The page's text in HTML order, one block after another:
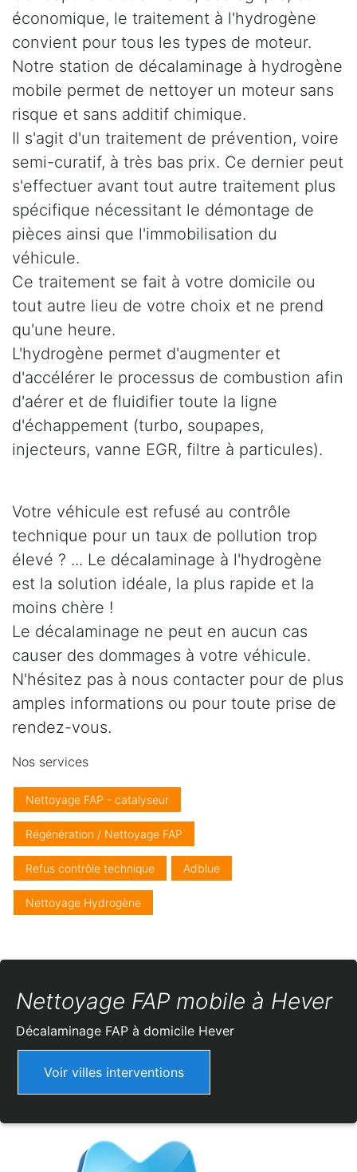
économique, le traitement à l'hydrogène
convient pour tous les types de moteur.
Notre station de décalaminage à hydrogène
mobile permet de nettoyer un moteur sans
risque et sans additif chimique.
Il s'agit d'un traitement de prévention, voire
semi-curatif, à très bas prix. Ce dernier peut
s'effectuer avant tout autre traitement plus
spécifique nécessitant le démontage de
pièces ainsi que l'immobilisation du
véhicule.
Ce traitement se fait à votre domicile ou
tout autre lieu de votre choix et ne prend
qu'une heure.
L'hydrogène permet d'augmenter et
d'accélérer le processus de combustion afin
d'aérer et de fluidifier toute la ligne
d'échappement (turbo, soupapes,
injecteurs, vanne EGR, filtre à particules).
Votre véhicule est refusé au contrôle
technique pour un taux de pollution trop
élevé ? ... Le décalaminage à l'hydrogène
est la solution idéale, la plus rapide et la
moins chère !
Le décalaminage ne peut en aucun cas
causer des dommages à votre véhicule.
N'hésitez pas à nous contacter pour de plus
amples informations ou pour toute prise de
rendez-vous.
Nos services
Nettoyage FAP - catalyseur
Régénération / Nettoyage FAP
Refus contrôle technique Adblue
Nettoyage Hydrogène
Nettoyage FAP mobile à Hever
Décalaminage FAP à domicile Hever
Voir villes interventions